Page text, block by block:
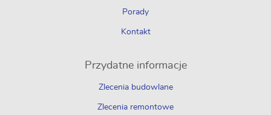
Porady
Kontakt
Przydatne informacje
Zlecenia budowlane
Zlecenia remontowe